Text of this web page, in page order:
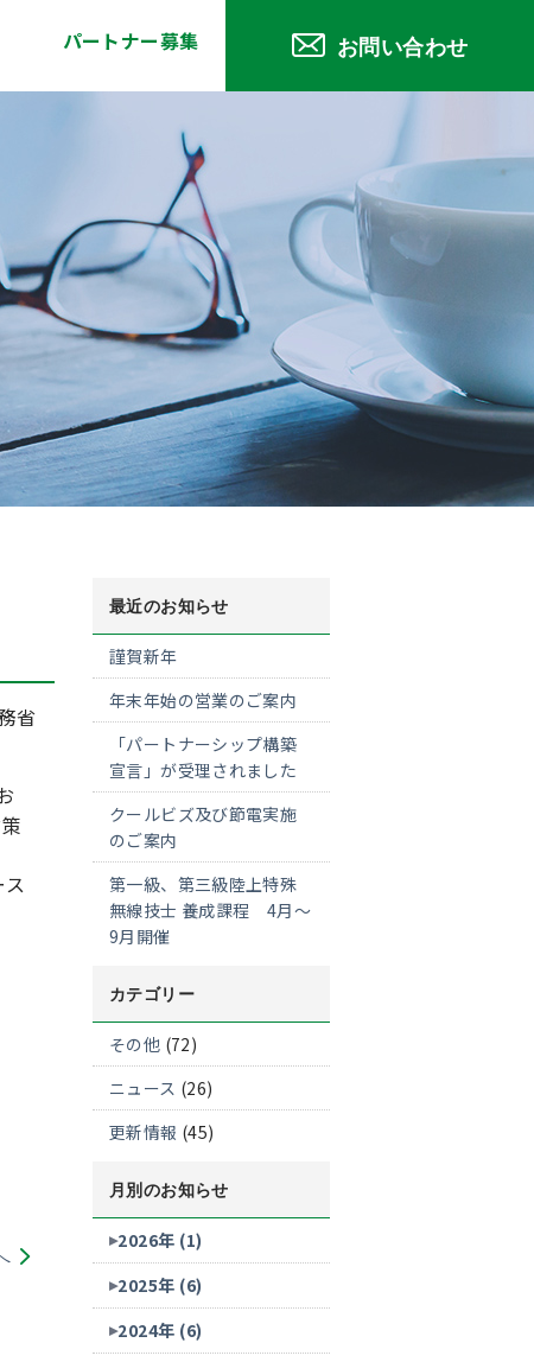
パートナー募集 お問い合わせ
省
最近のお知らせ
謹賀新年
年末年始の営業のご案内
「パートナーシップ構築
宣言」が受理されました
クールビズ及び節電実施
のご案内
第一級、第三級陸上特殊
無線技士 養成課程 4月～
9月開催
カテゴリー
その他 (72)
ニュース (26)
更新情報 (45)
月別のお知らせ
2026年 (1)
2025年 (6)
2024年 (6)